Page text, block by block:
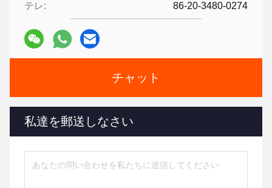
テレ: 86-20-3480-0274
チャット
私達を郵送しなさい